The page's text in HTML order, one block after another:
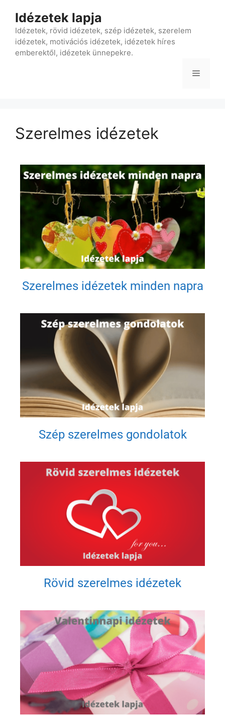
Idézetek lapja
Idézetek, rövid idézetek, szép idézetek, szerelem
idézetek, motivációs idézetek, idézetek híres
emberektől, idézetek ünnepekre.
Szerelmes idézetek
Szerelmes idézetek minden napra
Szép szerelmes gondolatok
Rövid szerelmes idézetek